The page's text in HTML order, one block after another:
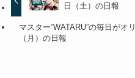
日（土）の日報
マスター“WATARU”の毎日がオ
（月）の日報